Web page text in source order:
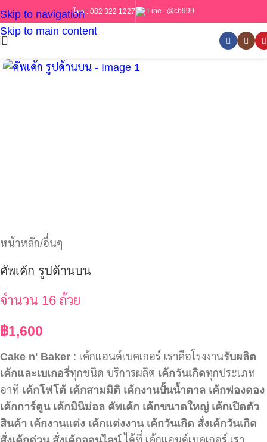
Skip to navigation
Skip to main content
โทร : 082 322 1227 Line : @cb999
หน้าหลัก/อื่นๆ
คัพเค้ก รูปด้านบน
จำนวน 16 ถ้วย
฿1,600
Cake n' Baker : เค้กแอนด์เบคเกอร์ เราคือโรงงานรับผลิต
เค้กและเบเกอรี่ทุกชนิด บริการผลิต เค้กวันเกิดทุกประเภท
อาทิ เค้กโฟโต้ เค้กสามมิติ เค้กงานปั้นน้ำตาล เค้กฟองดอง
เค้กการ์ตูน เค้กมินิม่อล คัพเค้ก เค้กขนาดใหญ่ เค้กเปิดตัว
สินค้า เค้กงานแต่ง เค้กแต่งงาน เค้กวันเกิด สั่งเค้กวันเกิด